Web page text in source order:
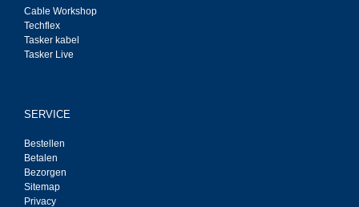
Cable Workshop
Techflex
Tasker kabel
Tasker Live
SERVICE
Bestellen
Betalen
Bezorgen
Sitemap
Privacy